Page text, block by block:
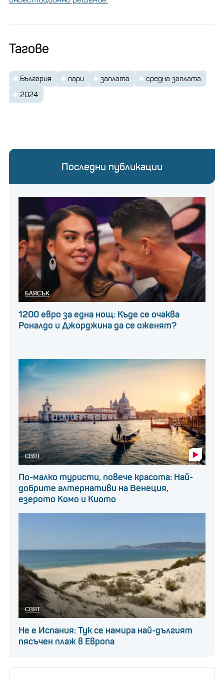
Тагове
България пари заплата
средна заплата
2024
Последни публикации
БЛЯСЪК
1200 евро за една нощ: Къде се очаква
Роналдо и Джорджина да се оженят?
СВЯТ
По-малко туристи, повече красота: Най-
добрите алтернативи на Венеция,
езерото Комо и Киото
СВЯТ
Не е Испания: Тук се намира най-дългият
пясъчен плаж в Европа